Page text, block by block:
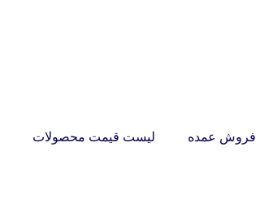
فروش عمده لیست قیمت محصولات